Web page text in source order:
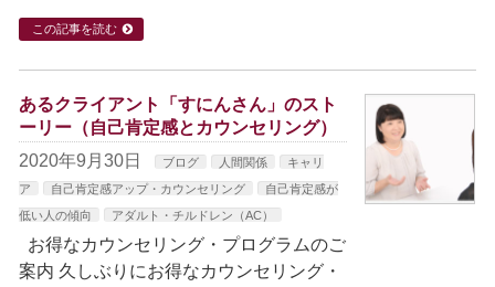
この記事を読む
あるクライアント「すにんさん」のスト
ーリー（自己肯定感とカウンセリング）
2020年9月30日
ブログ 人間関係
キャリ
ア
自己肯定感アップ・カウンセリング
自己肯定感が
低い人の傾向
アダルト・チルドレン（AC）
お得なカウンセリング・プログラムのご
案内 久しぶりにお得なカウンセリング・